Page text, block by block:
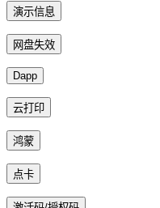
演示信息
网盘失效
Dapp
云打印
鸿蒙
点卡